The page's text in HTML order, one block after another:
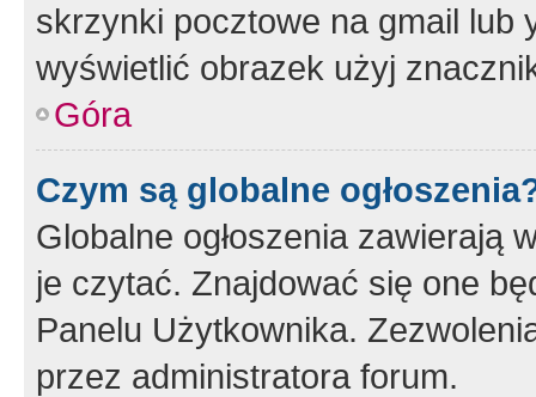
skrzynki pocztowe na gmail lub
wyświetlić obrazek użyj
Góra
Czym są globalne
Globalne ogłoszenia zawierają
je czytać. Znajdować się one
Panelu Użytkownika.
przez administratora forum.